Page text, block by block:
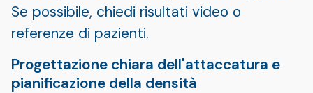
Se possibile, chiedi risultati video o
referenze di pazienti.
Progettazione chiara dell'attaccatura e
pianificazione della densità